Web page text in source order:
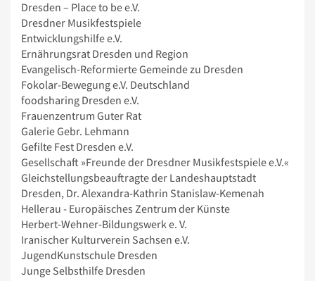
Dresden – Place to be e.V.
Dresdner Musikfestspiele
Entwicklungshilfe e.V.
Ernährungsrat Dresden und Region
Evangelisch-Reformierte Gemeinde zu Dresden
Fokolar-Bewegung e.V. Deutschland
foodsharing Dresden e.V.
Frauenzentrum Guter Rat
Galerie Gebr. Lehmann
Gefilte Fest Dresden e.V.
Gesellschaft »Freunde der Dresdner Musikfestspiele e.V.«
Gleichstellungsbeauftragte der Landeshauptstadt
Dresden, Dr. Alexandra-Kathrin Stanislaw-Kemenah
Hellerau - Europäisches Zentrum der Künste
Herbert-Wehner-Bildungswerk e. V.
Iranischer Kulturverein Sachsen e.V.
JugendKunstschule Dresden
Junge Selbsthilfe Dresden